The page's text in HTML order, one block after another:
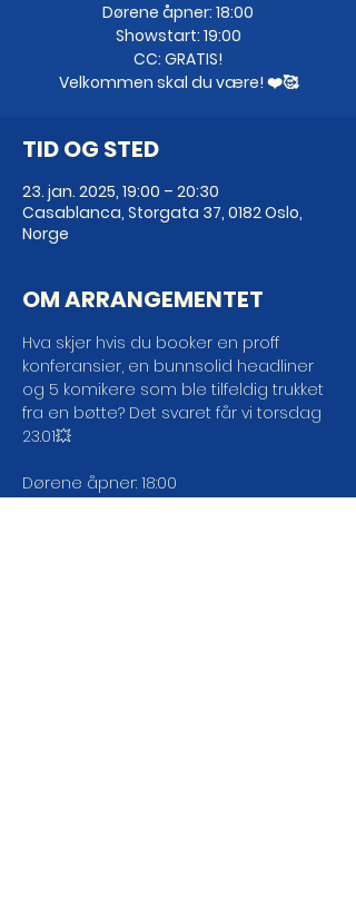
Dørene åpner: 18:00
Showstart: 19:00
CC: GRATIS!
Velkommen skal du være! ❤️🥰
TID OG STED
23. jan. 2025, 19:00 – 20:30
Casablanca, Storgata 37, 0182 Oslo,
Norge
OM ARRANGEMENTET
Hva skjer hvis du booker en proff
konferansier, en bunnsolid headliner
og 5 komikere som ble tilfeldig trukket
fra en bøtte? Det svaret får vi torsdag
23.01💥
Dørene åpner: 18:00